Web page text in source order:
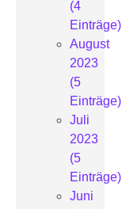
(4
Einträge)
August
2023
(5
Einträge)
Juli
2023
(5
Einträge)
Juni